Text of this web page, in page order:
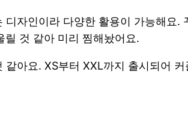
자인이라 다양한 활용이 가능해요
릴 것 같아 미리 찜해놨어요.
아요. XS부터 XXL까지 출시되어